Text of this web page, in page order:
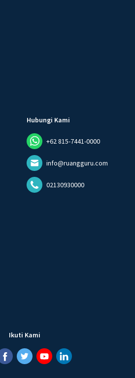
Hubungi Kami
+62 815-7441-0000
info@ruangguru.com
02130930000
Ikuti Kami